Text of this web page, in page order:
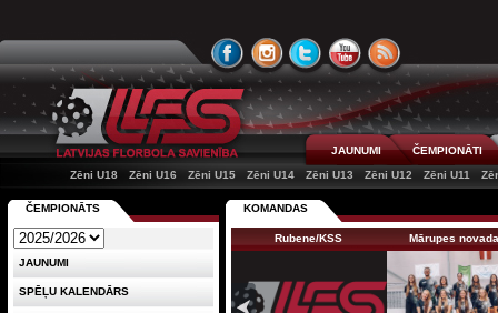
JAUNUMI
ČEMPIONĀTI
Zēni U18
Zēni U16 Zēni U15 Zēni U14 Zēni U13 Zēni U12 Zēni U11
KOMANDAS
Rubene/KSS Mārupes
ČEMPIONĀTS
JAUNUMI
SPĒĻU KALENDĀRS